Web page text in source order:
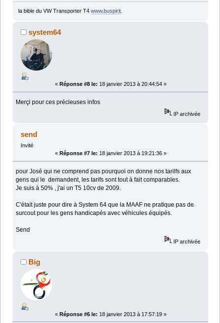
la bible du VW Transporter T4 www.buspirit.
system64
« Réponse #8 le: 18 janvier 2013 à 20:44:54 »
Merçi pour ces précieuses infos
IP archivée
send
Invité
« Réponse #7 le: 18 janvier 2013 à 19:21:36 »
pour José qui ne comprend pas pourquoi on donne nos tarilfs aux
gens qui le demandent, les tarifs sont tout à fait comparables.
Je suis à 50% , j'ai un T5 10cv de 2009.
C'était juste pour dire à System 64 que la MAAF ne pratique pas de
surcout pour les gens handicapés avec véhicules équipés.
Send
IP archivée
Big
« Réponse #6 le: 18 janvier 2013 à 17:57:19 »